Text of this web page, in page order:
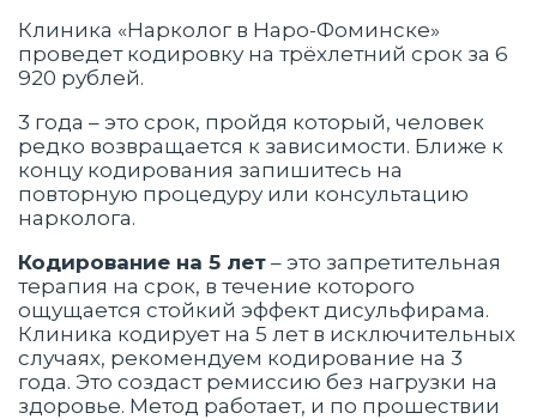
Клиника «Нарколог в Наро-Фоминске»
проведет кодировку на трёхлетний срок за 6
920 рублей.
3 года – это срок, пройдя который, человек
редко возвращается к зависимости. Ближе к
концу кодирования запишитесь на
повторную процедуру или консультацию
нарколога.
Кодирование на 5 лет – это запретительная
терапия на срок, в течение которого
ощущается стойкий эффект дисульфирама.
Клиника кодирует на 5 лет в исключительных
случаях, рекомендуем кодирование на 3
года. Это создаст ремиссию без нагрузки на
здоровье. Метод работает, и по прошествии